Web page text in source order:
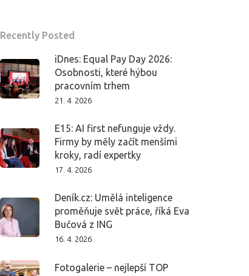
Recently Posted
iDnes: Equal Pay Day 2026:
Osobnosti, které hýbou
pracovním trhem
21. 4. 2026
E15: AI first nefunguje vždy.
Firmy by měly začít menšími
kroky, radí expertky
17. 4. 2026
Deník.cz: Umělá inteligence
proměňuje svět práce, říká Eva
Bučová z ING
16. 4. 2026
Fotogalerie – nejlepší TOP